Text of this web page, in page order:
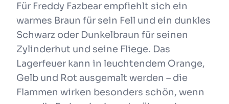
Für Freddy Fazbear empfiehlt sich ein
warmes Braun für sein Fell und ein dunkles
Schwarz oder Dunkelbraun für seinen
Zylinderhut und seine Fliege. Das
Lagerfeuer kann in leuchtendem Orange,
Gelb und Rot ausgemalt werden – die
Flammen wirken besonders schön, wenn